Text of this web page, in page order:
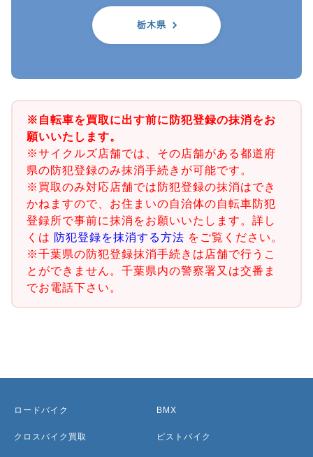
栃木県
※自転車を買取に出す前に防犯登録の抹消をお
願いいたします。
※サイクルズ店舗では、その店舗がある都道府
県の防犯登録のみ抹消手続きが可能です。
※買取のみ対応店舗では防犯登録の抹消はでき
かねますので、お住まいの自治体の自転車防犯
登録所で事前に抹消をお願いいたします。詳し
くは 防犯登録を抹消する方法 をご覧ください。
※千葉県の防犯登録抹消手続きは店舗で行うこ
とができません。千葉県内の警察署又は交番ま
でお電話下さい。
ロードバイク
クロスバイク買取
BMX
ピストバイク